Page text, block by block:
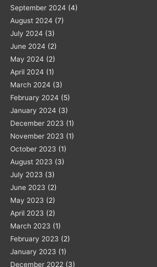
September 2024 (4)
August 2024 (7)
July 2024 (3)
June 2024 (2)
May 2024 (2)
April 2024 (1)
March 2024 (3)
February 2024 (5)
January 2024 (3)
December 2023 (1)
November 2023 (1)
October 2023 (1)
August 2023 (3)
July 2023 (3)
June 2023 (2)
May 2023 (2)
April 2023 (2)
March 2023 (1)
February 2023 (2)
January 2023 (1)
December 2022 (3)